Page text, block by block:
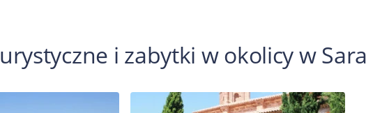
i zabytki w okolicy w